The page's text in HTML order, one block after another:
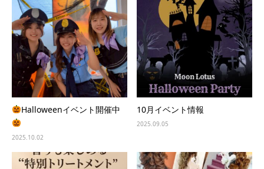
Halloweenイベント開催中
2025.10.02
10月イベント情報
2025.09.05